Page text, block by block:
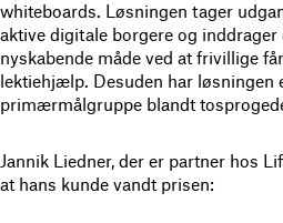
whiteboards. Løsningen tager
aktive digitale borgere og
nyskabende måde ved at frivillige
lektiehjælp. Desuden har løsningen
primærmålgruppe blandt
Jannik Liedner, der er partner hos
at hans kunde vandt prisen: